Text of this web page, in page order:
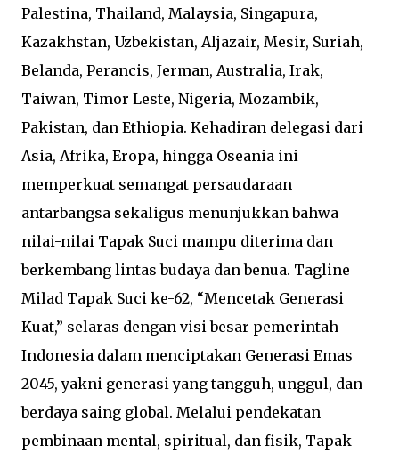
Palestina, Thailand, Malaysia, Singapura,
Kazakhstan, Uzbekistan, Aljazair, Mesir, Suriah,
Belanda, Perancis, Jerman, Australia, Irak,
Taiwan, Timor Leste, Nigeria, Mozambik,
Pakistan, dan Ethiopia. Kehadiran delegasi dari
Asia, Afrika, Eropa, hingga Oseania ini
memperkuat semangat persaudaraan
antarbangsa sekaligus menunjukkan bahwa
nilai-nilai Tapak Suci mampu diterima dan
berkembang lintas budaya dan benua. Tagline
Milad Tapak Suci ke-62, “Mencetak Generasi
Kuat,” selaras dengan visi besar pemerintah
Indonesia dalam menciptakan Generasi Emas
2045, yakni generasi yang tangguh, unggul, dan
berdaya saing global. Melalui pendekatan
pembinaan mental, spiritual, dan fisik, Tapak